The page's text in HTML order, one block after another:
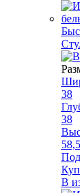
38
38
58,5
В